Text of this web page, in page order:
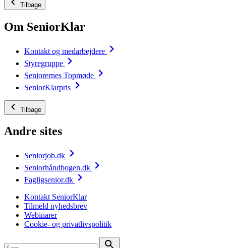
Tilbage
Om SeniorKlar
Kontakt og medarbejdere
Styregruppe
Seniorernes Topmøde
SeniorKlarpris
Tilbage
Andre sites
Seniorjob.dk
Seniorhåndbogen.dk
Fagligsenior.dk
Kontakt SeniorKlar
Tilmeld nyhedsbrev
Webinarer
Cookie- og privatlivspolitik